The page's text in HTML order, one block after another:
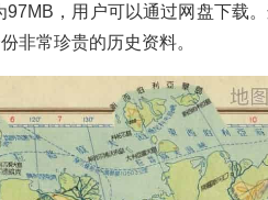
，用户可以通过网盘下载
非常珍贵的历史资料。